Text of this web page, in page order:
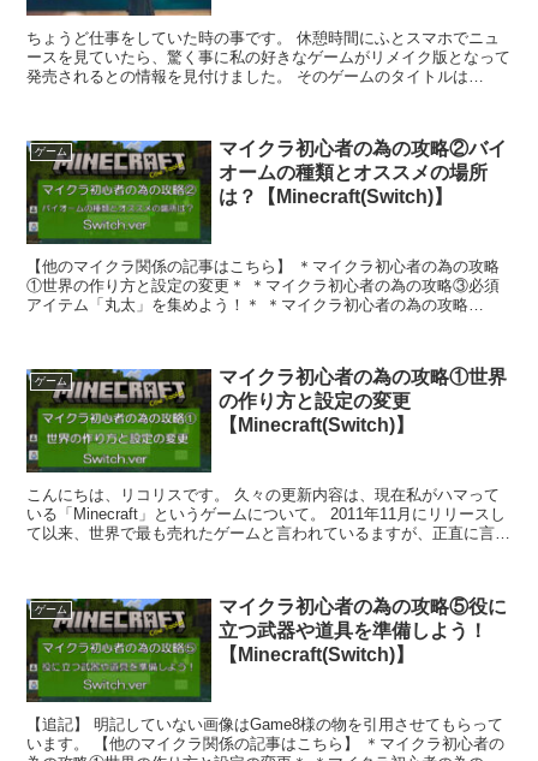
ちょうど仕事をしていた時の事です。 休憩時間にふとスマホでニュ
ースを見ていたら、驚く事に私の好きなゲームがリメイク版となって
発売されるとの情報を見付けました。 そのゲームのタイトルは
ゲーム
マイクラ初心者の為の攻略②バイ
オームの種類とオススメの場所
は？【Minecraft(Switch)】
【他のマイクラ関係の記事はこちら】 ＊マイクラ初心者の為の攻略
①世界の作り方と設定の変更＊ ＊マイクラ初心者の為の攻略③必須
アイテム「丸太」を集めよう！＊ ＊マイクラ初心者の為の攻略
ゲーム
マイクラ初心者の為の攻略①世界
の作り方と設定の変更
【Minecraft(Switch)】
こんにちは、リコリスです。 久々の更新内容は、現在私がハマって
いる「Minecraft」というゲームについて。 2011年11月にリリースし
て以来、世界で最も売れたゲームと言われているますが、正直に言っ
ゲーム
マイクラ初心者の為の攻略⑤役に
立つ武器や道具を準備しよう！
【Minecraft(Switch)】
【追記】 明記していない画像はGame8様の物を引用させてもらって
います。 【他のマイクラ関係の記事はこちら】 ＊マイクラ初心者の